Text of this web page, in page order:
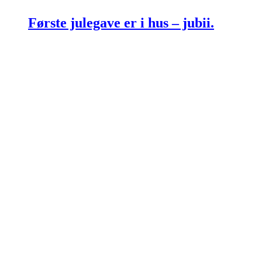
Første julegave er i hus – jubii.